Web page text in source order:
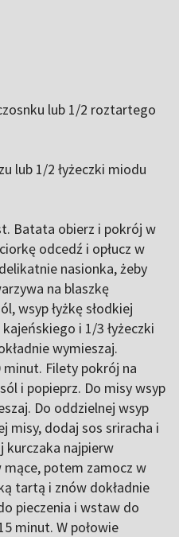
lub 1/2 roztartego
lub 1/2 łyżeczki miodu
Batata obierz i pokrój w
odcedź i opłucz w
nasionka, żeby
na blaszkę
wsyp łyżkę słodkiej
i 1/3 łyżeczki
wymieszaj.
Filety pokrój na
i popieprz. Do misy wsyp
Do oddzielnej wsyp
misy, dodaj sos sriracha i
kurczaka najpierw
mące, potem zamocz w
tartą i znów dokładnie
pieczenia i wstaw do
minut. W połowie